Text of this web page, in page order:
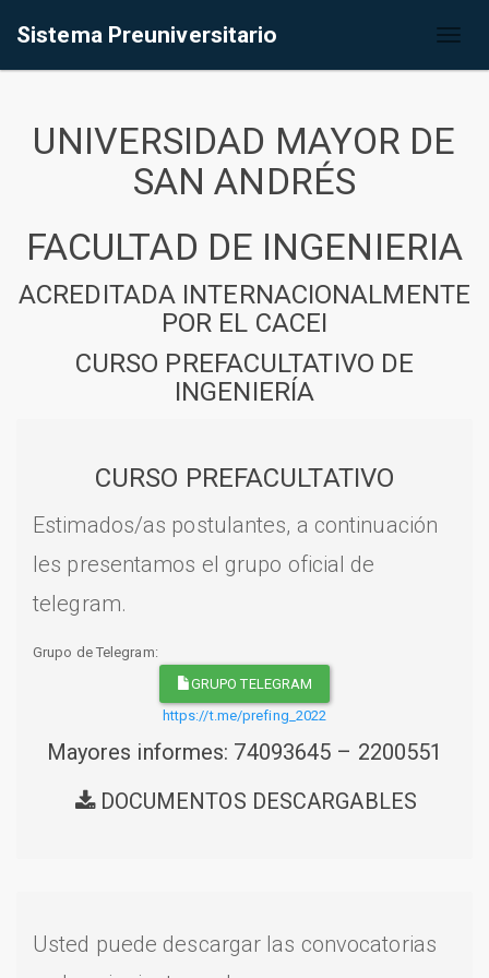
Sistema Preuniversitario
UNIVERSIDAD MAYOR DE
SAN ANDRÉS
FACULTAD DE INGENIERIA
ACREDITADA INTERNACIONALMENTE
POR EL CACEI
CURSO PREFACULTATIVO DE
INGENIERÍA
CURSO PREFACULTATIVO
Estimados/as postulantes, a continuación
les presentamos el grupo oficial de
telegram.
Grupo de Telegram:
GRUPO TELEGRAM
https://t.me/prefing_2022
Mayores informes: 74093645 – 2200551
DOCUMENTOS DESCARGABLES
Usted puede descargar las convocatorias